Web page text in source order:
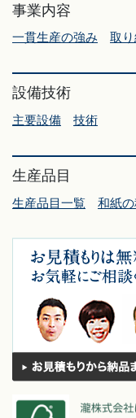
事業内容
一貫生産の強み 取
設備技術
主要設備 技術
生産品目
生産品目一覧 和紙